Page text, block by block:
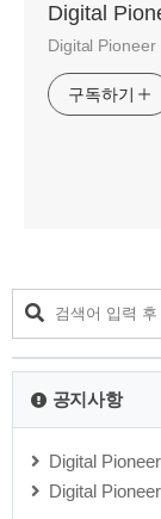
Digital
Digital Pioneer
구독하기
공지사항
Digital
Digital